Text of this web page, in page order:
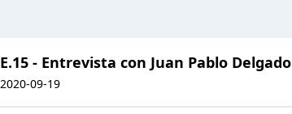
E.15 - Entrevista con Juan Pablo Delgado
2020-09-19